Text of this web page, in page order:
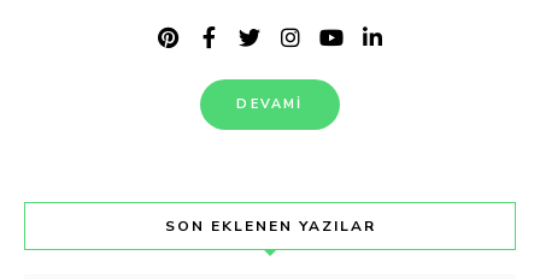
DEVAMI
SON EKLENEN YAZILAR